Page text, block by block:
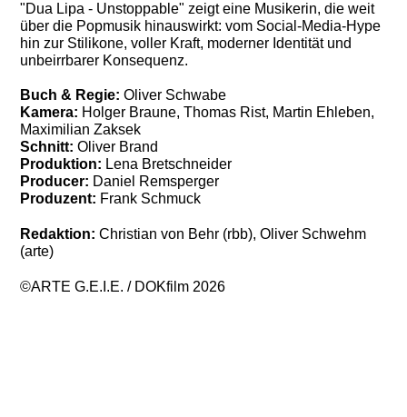
"Dua Lipa - Unstoppable" zeigt eine Musikerin, die weit
über die Popmusik hinauswirkt: vom Social-Media-Hype
hin zur Stilikone, voller Kraft, moderner Identität und
unbeirrbarer Konsequenz.
Buch & Regie: Oliver Schwabe
Kamera: Holger Braune, Thomas Rist, Martin Ehleben,
Maximilian Zaksek
Schnitt: Oliver Brand
Produktion: Lena Bretschneider
Producer: Daniel Remsperger
Produzent: Frank Schmuck
Redaktion: Christian von Behr (rbb), Oliver Schwehm
(arte)
©ARTE G.E.I.E. / DOKfilm 2026